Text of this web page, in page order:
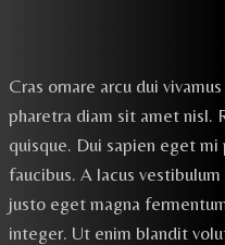
Cras ornare arcu dui
pharetra diam sit amet nisl.
quisque. Dui sapien eget
faucibus. A lacus
justo eget magna
integer. Ut enim blandit